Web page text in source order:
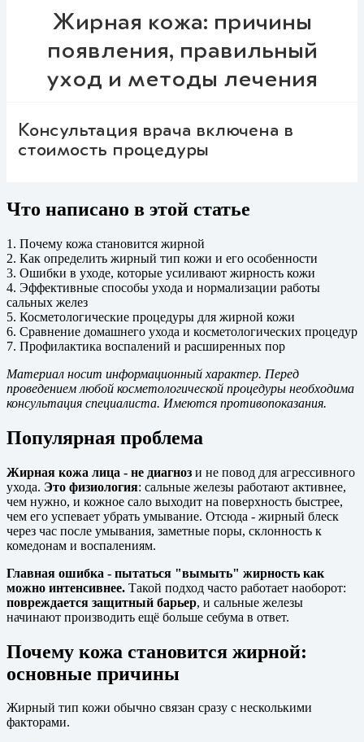
Жирная кожа: причины
появления, правильный
уход и методы лечения
Консультация врача включена в
стоимость процедуры
Что написано в этой статье
1. Почему кожа становится жирной
2. Как определить жирный тип кожи и его особенности
3. Ошибки в уходе, которые усиливают жирность кожи
4. Эффективные способы ухода и нормализации работы
сальных желез
5. Косметологические процедуры для жирной кожи
6. Сравнение домашнего ухода и косметологических процедур
7. Профилактика воспалений и расширенных пор
Материал носит информационный характер. Перед
проведением любой косметологической процедуры необходима
консультация специалиста. Имеются противопоказания.
Популярная проблема
Жирная кожа лица - не диагноз и не повод для агрессивного
ухода. Это физиология: сальные железы работают активнее,
чем нужно, и кожное сало выходит на поверхность быстрее,
чем его успевает убрать умывание. Отсюда - жирный блеск
через час после умывания, заметные поры, склонность к
комедонам и воспалениям.
Главная ошибка - пытаться "вымыть" жирность как
можно интенсивнее. Такой подход часто работает наоборот:
повреждается защитный барьер, и сальные железы
начинают производить ещё больше себума в ответ.
Почему кожа становится жирной:
основные причины
Жирный тип кожи обычно связан сразу с несколькими
факторами.